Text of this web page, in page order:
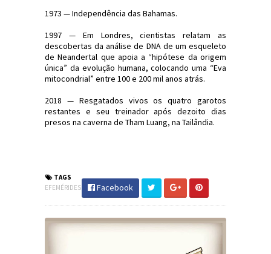
1973 — Independência das Bahamas.
1997 — Em Londres, cientistas relatam as
descobertas da análise de DNA de um esqueleto
de Neandertal que apoia a “hipótese da origem
única” da evolução humana, colocando uma “Eva
mitocondrial” entre 100 e 200 mil anos atrás.
2018 — Resgatados vivos os quatro garotos
restantes e seu treinador após dezoito dias
presos na caverna de Tham Luang, na Tailândia.
TAGS
EFEMÉRIDES
Facebook